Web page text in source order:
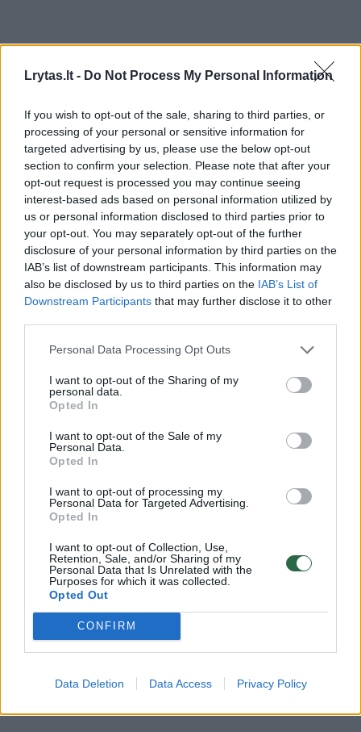
Lrytas.lt - Do Not Process My Personal Information
If you wish to opt-out of the sale, sharing to third parties, or
processing of your personal or sensitive information for
targeted advertising by us, please use the below opt-out
section to confirm your selection. Please note that after your
opt-out request is processed you may continue seeing
interest-based ads based on personal information utilized by
us or personal information disclosed to third parties prior to
your opt-out. You may separately opt-out of the further
disclosure of your personal information by third parties on the
IAB’s list of downstream participants. This information may
also be disclosed by us to third parties on the IAB’s List of
Downstream Participants that may further disclose it to other
Personal Data Processing Opt Outs
I want to opt-out of the Sharing of my
personal data.
Opted In
I want to opt-out of the Sale of my
Personal Data.
Opted In
I want to opt-out of processing my
Personal Data for Targeted Advertising.
Opted In
I want to opt-out of Collection, Use,
Retention, Sale, and/or Sharing of my
Personal Data that Is Unrelated with the
Purposes for which it was collected.
Opted Out
CONFIRM
Data Deletion Data Access Privacy Policy
Lietuvos diena Nelaimės
Šiauliuose 86 metų vyro
vairuojamas „Opel“ sukėlė avariją
– automobilis apvirto ant stogo
2026 m. rugpjūčio 7 d. 10:02
Penktadienį prieš vidurdienį Šiauliuose į
pietinę miesto dalį skubėjo specialiosios
tarnybos.
Daugiau nuotraukų (3)